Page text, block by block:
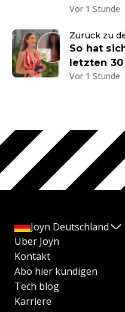
Vor 1 Stunde
Zurück zu
So hat
letzten
Vor 1 Stunde
Joyn Deutschland
Über Joyn
Kontakt
Abo hier kündigen
Tech blog
Karriere